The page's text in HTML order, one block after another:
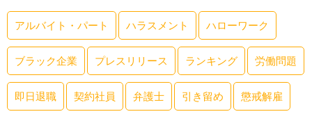
アルバイト・パート ハラスメント ハローワーク
ブラック企業 プレスリリース ランキング 労働問題
即日退職 契約社員 弁護士 引き留め 懲戒解雇